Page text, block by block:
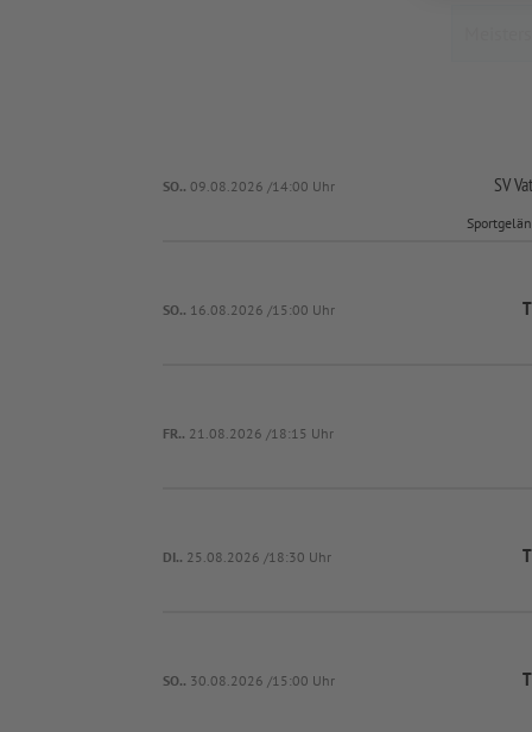
SO.. 09.08.2026 /14:00 Uhr SV
SO.. 16.08.2026 /15:00 Uhr
FR.. 21.08.2026 /18:15 Uhr
DI.. 25.08.2026 /18:30 Uhr
SO.. 30.08.2026 /15:00 Uhr